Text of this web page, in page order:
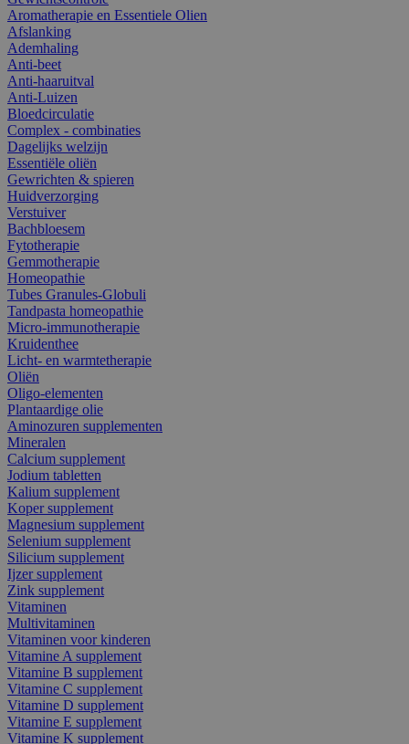
Aromatherapie en Essentiele Olien
Afslanking
Ademhaling
Anti-beet
Anti-haaruitval
Anti-Luizen
Bloedcirculatie
Complex - combinaties
Dagelijks welzijn
Essentiële oliën
Gewrichten & spieren
Huidverzorging
Verstuiver
Bachbloesem
Fytotherapie
Gemmotherapie
Homeopathie
Tubes Granules-Globuli
Tandpasta homeopathie
Micro-immunotherapie
Kruidenthee
Licht- en warmtetherapie
Oliën
Oligo-elementen
Plantaardige olie
Aminozuren supplementen
Mineralen
Calcium supplement
Jodium tabletten
Kalium supplement
Koper supplement
Magnesium supplement
Selenium supplement
Silicium supplement
Ijzer supplement
Zink supplement
Vitaminen
Multivitaminen
Vitaminen voor kinderen
Vitamine A supplement
Vitamine B supplement
Vitamine C supplement
Vitamine D supplement
Vitamine E supplement
Vitamine K supplement